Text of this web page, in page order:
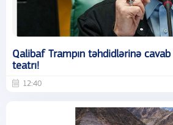
Qalibaf Trampın təhdidlərinə
teatrı!
12:40